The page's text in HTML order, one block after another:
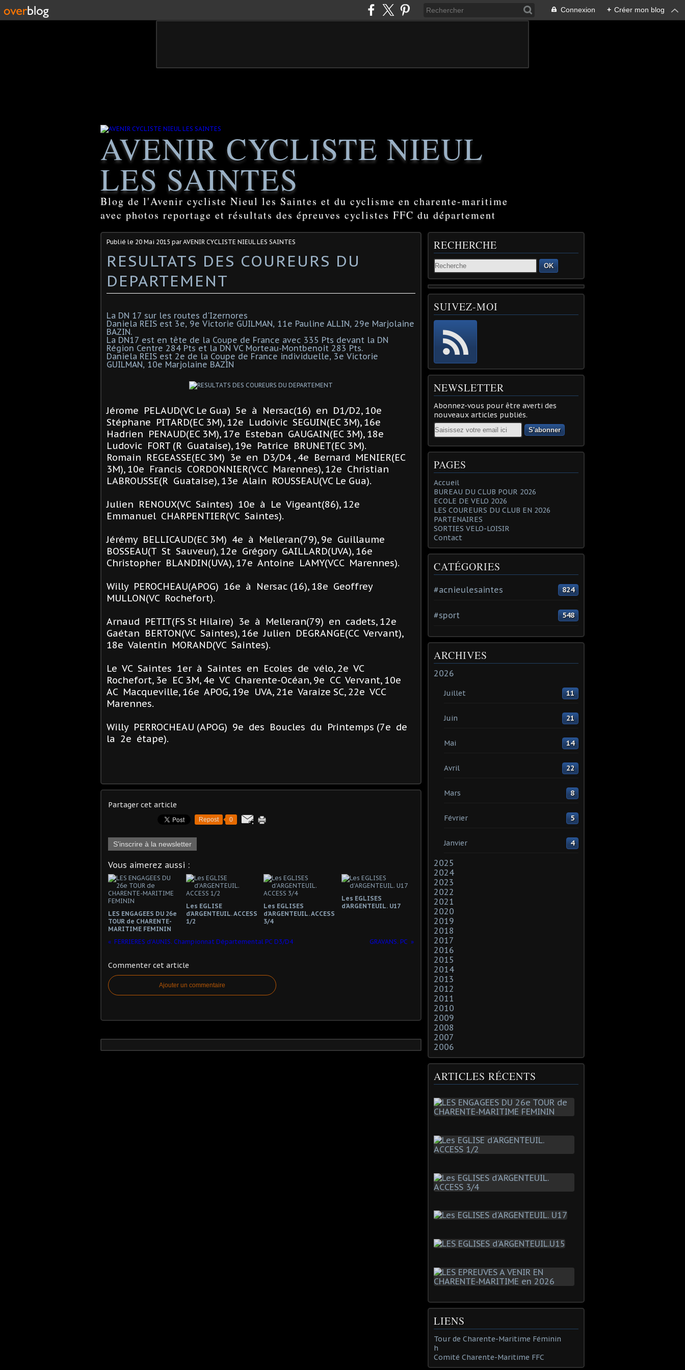
Connexion + Créer mon blog
AVENIR CYCLISTE NIEUL
LES SAINTES
Blog de l'Avenir cycliste Nieul les Saintes et du cyclisme en charente-maritime
avec photos reportage et résultats des épreuves cyclistes FFC du département
Publié le 20 Mai 2015 par AVENIR CYCLISTE NIEUL LES SAINTES
RESULTATS DES COUREURS DU
DEPARTEMENT
La DN 17 sur les routes d'Izernores
Daniela REIS est 3e, 9e Victorie GUILMAN, 11e Pauline ALLIN, 29e Marjolaine
BAZIN.
La DN17 est en tête de la Coupe de France avec 335 Pts devant la DN
Région Centre 284 Pts et la DN VC Morteau-Montbenoit 283 Pts.
Daniela REIS est 2e de la Coupe de France individuelle, 3e Victorie
GUILMAN, 10e Marjolaine BAZIN
Jérome PELAUD(VC Le Gua) 5e à Nersac(16) en D1/D2, 10e
Stéphane PITARD(EC 3M), 12e Ludoivic SEGUIN(EC 3M), 16e
Hadrien PENAUD(EC 3M), 17e Esteban GAUGAIN(EC 3M), 18e
Ludovic FORT (R Guataise), 19e Patrice BRUNET(EC 3M).
Romain REGEASSE(EC 3M) 3e en D3/D4 , 4e Bernard MENIER(EC
3M), 10e Francis CORDONNIER(VCC Marennes), 12e Christian
LABROUSSE(R Guataise), 13e Alain ROUSSEAU(VC Le Gua).
Julien RENOUX(VC Saintes) 10e à Le Vigeant(86), 12e
Emmanuel CHARPENTIER(VC Saintes).
Jérémy BELLICAUD(EC 3M) 4e à Melleran(79), 9e Guillaume
BOSSEAU(T St Sauveur), 12e Grégory GAILLARD(UVA), 16e
Christopher BLANDIN(UVA), 17e Antoine LAMY(VCC Marennes).
Willy PEROCHEAU(APOG) 16e à Nersac (16), 18e Geoffrey
MULLON(VC Rochefort).
Arnaud PETIT(FS St Hilaire) 3e à Melleran(79) en cadets, 12e
Gaétan BERTON(VC Saintes), 16e Julien DEGRANGE(CC Vervant),
18e Valentin MORAND(VC Saintes).
Le VC Saintes 1er à Saintes en Ecoles de vélo, 2e VC
Rochefort, 3e EC 3M, 4e VC Charente-Océan, 9e CC Vervant, 10e
AC Macqueville, 16e APOG, 19e UVA, 21e Varaize SC, 22e VCC
Marennes.
Willy PERROCHEAU (APOG) 9e des Boucles du Printemps (7e de
la 2e étape).
Partager cet article
Repost 0
S'inscrire à la newsletter
Vous aimerez aussi :
LES ENGAGEES DU 26e
TOUR de CHARENTE-
MARITIME FEMININ
Les EGLISE
d'ARGENTEUIL. ACCESS
1/2
Les EGLISES
d'ARGENTEUIL. ACCESS
3/4
Les EGLISES
d'ARGENTEUIL. U17
FERRIERES d'AUNIS. Championnat Départemental PC D3/D4 GRAVANS. PC
Commenter cet article
Ajouter un commentaire
RECHERCHE
OK
SUIVEZ-MOI
NEWSLETTER
Abonnez-vous pour être averti des
nouveaux articles publiés.
Email
PAGES
Accueil
BUREAU DU CLUB POUR 2026
ECOLE DE VELO 2026
LES COUREURS DU CLUB EN 2026
PARTENAIRES
SORTIES VELO-LOISIR
Contact
CATÉGORIES
#acnieulesaintes 824
#sport 548
ARCHIVES
2026
Juillet 11
Juin 21
Mai 14
Avril 22
Mars 8
Février 5
Janvier 4
2025
2024
2023
2022
2021
2020
2019
2018
2017
2016
2015
2014
2013
2012
2011
2010
2009
2008
2007
2006
ARTICLES RÉCENTS
LIENS
Tour de Charente-Maritime Féminin
h
Comité Charente-Maritime FFC